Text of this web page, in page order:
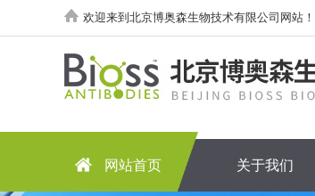
欢迎来到北京博奥森生物技术有限公司网站！
网站首页 关于我们